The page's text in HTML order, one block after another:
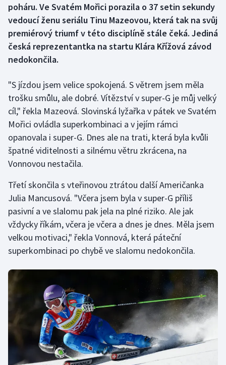
Curling
Dostihy
Futsal
Golf
Gymnastika
Házená
Jezdectví
Judo
Krasobruslení
Lyže a snowboard
Moderní pětiboj
Motorsport
Olympijské hry
poháru. Ve Svatém Mořici porazila o 37 setin sekundy
vedoucí ženu seriálu Tinu Mazeovou, která tak na svůj
premiérový triumf v této disciplíně stále čeká. Jediná
česká reprezentantka na startu Klára Křížová závod
nedokončila.
"S jízdou jsem velice spokojená. S větrem jsem měla
trošku smůlu, ale dobré. Vítězství v super-G je můj velký
cíl," řekla Mazeová. Slovinská lyžařka v pátek ve Svatém
Mořici ovládla superkombinaci a v jejím rámci
opanovala i super-G. Dnes ale na trati, která byla kvůli
špatné viditelnosti a silnému větru zkrácena, na
Vonnovou nestačila.
Třetí skončila s vteřinovou ztrátou další Američanka
Julia Mancusová. "Včera jsem byla v super-G příliš
pasivní a ve slalomu pak jela na plné riziko. Ale jak
vždycky říkám, včera je včera a dnes je dnes. Měla jsem
velkou motivaci," řekla Vonnová, která páteční
superkombinaci po chybě ve slalomu nedokončila.